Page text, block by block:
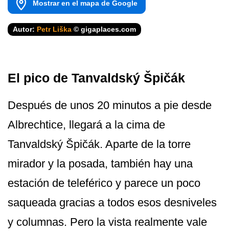
Mostrar en el mapa de Google
Autor: Petr Liška © gigaplaces.com
El pico de Tanvaldský Špičák
Después de unos 20 minutos a pie desde
Albrechtice, llegará a la cima de
Tanvaldský Špičák. Aparte de la torre
mirador y la posada, también hay una
estación de teleférico y parece un poco
saqueada gracias a todos esos desniveles
y columnas. Pero la vista realmente vale